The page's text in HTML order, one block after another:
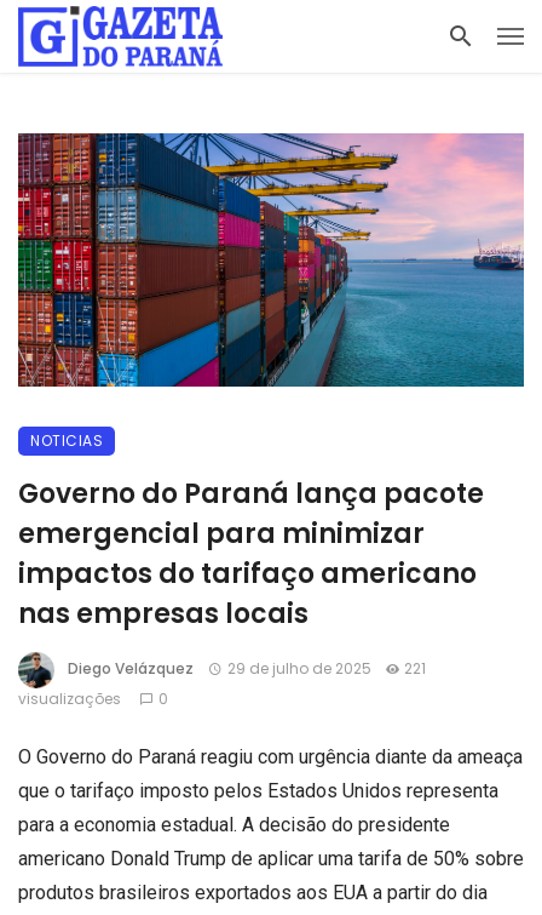
NOTICIAS
Governo do Paraná lança pacote
emergencial para minimizar
impactos do tarifaço americano
nas empresas locais
Diego Velázquez 29 de julho de 2025
221
visualizações
0
O Governo do Paraná reagiu com urgência diante da ameaça
que o tarifaço imposto pelos Estados Unidos representa
para a economia estadual. A decisão do presidente
americano Donald Trump de aplicar uma tarifa de 50% sobre
produtos brasileiros exportados aos EUA a partir do dia